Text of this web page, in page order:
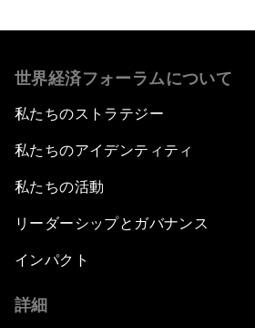
世界経済フォーラムについて
私たちのストラテジー
私たちのアイデンティティ
私たちの活動
リーダーシップとガバナンス
インパクト
詳細